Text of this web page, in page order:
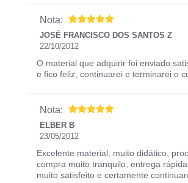
Nota:
JOSÉ FRANCISCO DOS SANTOS Z
22/10/2012
O material que adquirir foi enviado
e fico feliz, continuarei e terminarei o
Nota:
ELBER B
23/05/2012
Excelente material, muito didático,
compra muito tranquilo, entrega
muito satisfeito e certamente